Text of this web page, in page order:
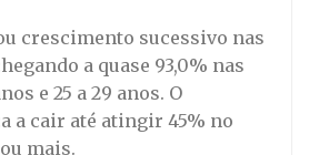
crescimento sucessivo nas
a quase 93,0% nas
e 25 a 29 anos. O
a cair até atingir 45% no
mais.